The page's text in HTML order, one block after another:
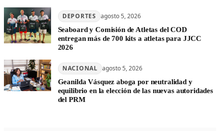
DEPORTES agosto 5, 2026
Seaboard y Comisión de Atletas del COD
entregan más de 700 kits a atletas para JJCC
2026
NACIONAL agosto 5, 2026
Geanilda Vásquez aboga por neutralidad y
equilibrio en la elección de las nuevas autoridades
del PRM